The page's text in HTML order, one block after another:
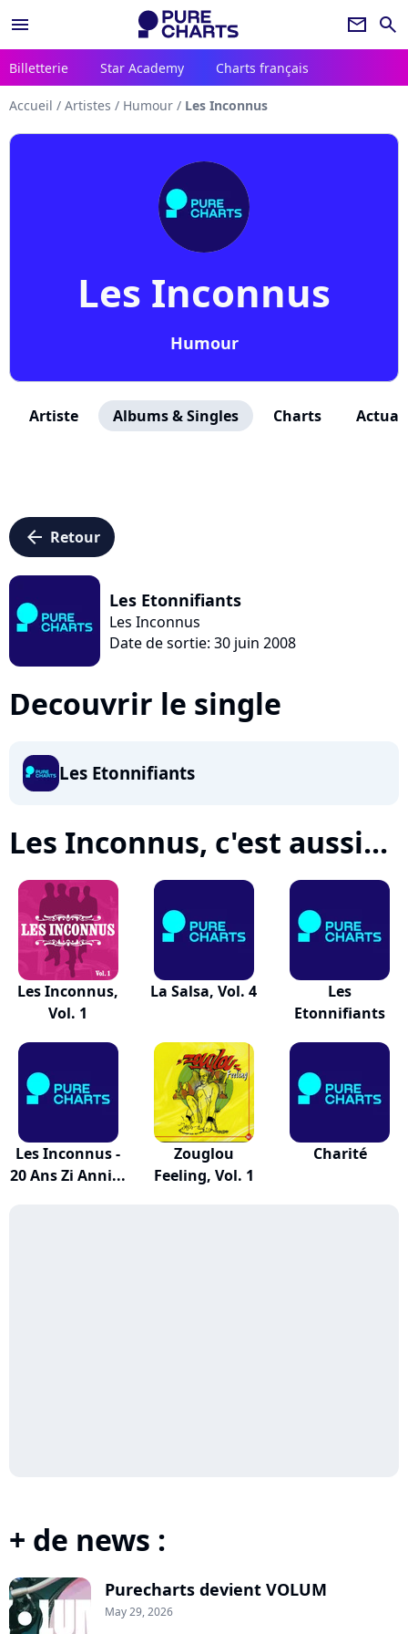
menu newsletter search
Billetterie Star Academy Charts français
Accueil / Artistes / Humour / Les Inconnus
Les Inconnus
Humour
Artiste Albums & Singles Charts
arrow_left Retour
Les Etonnifiants
Les Inconnus
Date de sortie: 30 juin 2008
Decouvrir le single
Les Etonnifiants
Les Inconnus, c'est aussi...
Les Inconnus,
Vol. 1
La Salsa, Vol. 4
Les
Etonnifiants
Les Inconnus -
20 Ans Zi Anni...
Zouglou
Feeling, Vol. 1
Charité
+ de news :
Purecharts devient VOLUM
May 29, 2026